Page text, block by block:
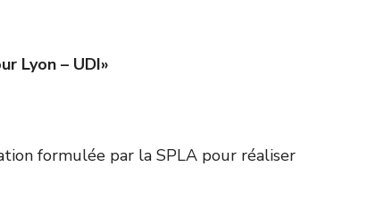
Lyon – UDI»
formulée par la SPLA pour réaliser